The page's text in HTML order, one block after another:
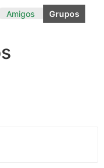
Amigos Grupos